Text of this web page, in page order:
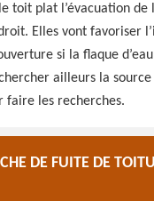
plat l’évacuation de
Elles vont favoriser
si la flaque
ailleurs la
faire les recherches.
DE FUITE DE